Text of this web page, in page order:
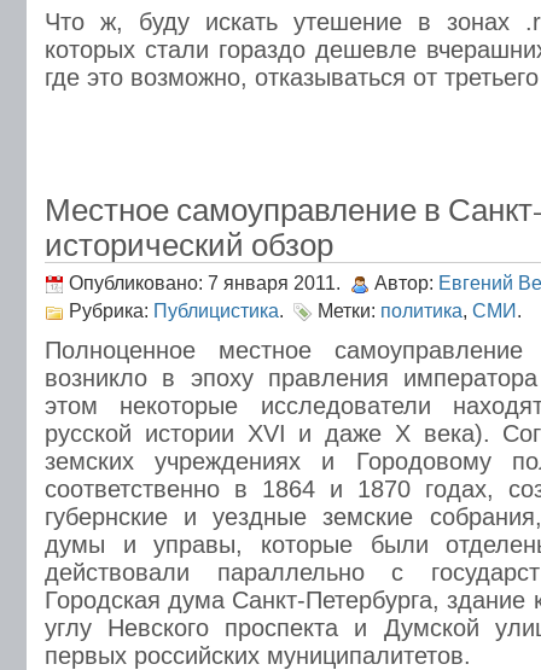
Что ж, буду искать утешение в
которых стали гораздо дешевле
где это возможно, отказываться от
Местное самоуправление в
исторический обзор
Опубликовано: 7 января 2011. Автор: Евгений
Рубрика: Публицистика. Метки: политика, СМИ.
Полноценное местное
возникло в эпоху правления
этом некоторые исследователи
русской истории XVI и даже X века).
земских учреждениях и Городовому
соответственно в 1864 и 1870 годах,
губернские и уездные земские
думы и управы, которые были
действовали параллельно с
Городская дума Санкт-Петербурга, здание
углу Невского проспекта и Думской
первых российских муниципалитетов.